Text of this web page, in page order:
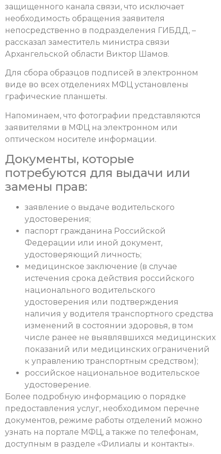
защищенного канала связи, что исключает
необходимость обращения заявителя
непосредственно в подразделения ГИБДД, –
рассказал заместитель министра связи
Архангельской области Виктор Шамов.
Для сбора образцов подписей в электронном
виде во всех отделениях МФЦ установлены
графические планшеты.
Напоминаем, что фотографии представляются
заявителями в МФЦ на электронном или
оптическом носителе информации.
Документы, которые
потребуются для выдачи или
замены прав:
заявление о выдаче водительского
удостоверения;
паспорт гражданина Российской
Федерации или иной документ,
удостоверяющий личность;
медицинское заключение (в случае
истечения срока действия российского
национального водительского
удостоверения или подтверждения
наличия у водителя транспортного средства
изменений в состоянии здоровья, в том
числе ранее не выявлявшихся медицинских
показаний или медицинских ограничений
к управлению транспортным средством);
российское национальное водительское
удостоверение.
Более подробную информацию о порядке
предоставления услуг, необходимом перечне
документов, режиме работы отделений можно
узнать на портале МФЦ, а также по телефонам,
доступным в разделе «Филиалы и контакты».